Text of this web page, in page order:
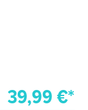
39,99 €*